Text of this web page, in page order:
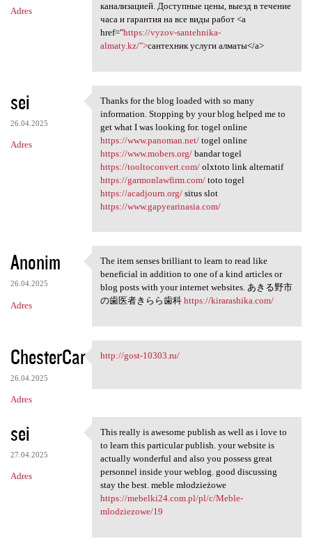
Adres
канализацией. Доступные цены, выезд в течение
часа и гарантия на все виды работ <a
href="https://vyzov-santehnika-
almaty.kz/">сантехник услуги алматы</a>
sei
26.04.2025
Adres
Thanks for the blog loaded
Thanks for the blog loaded with so many
information. Stopping by your blog helped me to
get what I was looking for. togel online
https://www.panoman.net/togel online
https://www.mobers.org/bandar togel
https://tooltoconvert.com/olxtoto link alternatif
https://garmonlawfirm.com/toto togel
https://acadjourn.org/situs slot
https://www.gapyearinasia.com/
Anonim
26.04.2025
Adres
The item senses brilliant to
The item senses brilliant to learn to read like
beneficial in addition to one of a kind articles or
blog posts with your internet websites. あきる野市
の歯医者きらら歯科 https://kirarashika.com/
ChesterCar
26.04.2025
Adres
http://gost-10303.ru/
http://gost-10303.ru/
sei
27.04.2025
Adres
This really is awesome
This really is awesome publish as well as i love to
to learn this particular publish. your website is
actually wonderful and also you possess great
personnel inside your weblog. good discussing
stay the best. meble młodzieżowe
https://mebelki24.com.pl/pl/c/Meble-
mlodziezowe/19